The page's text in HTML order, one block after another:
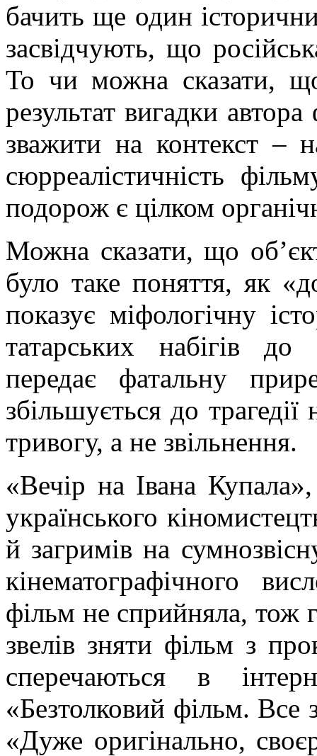
бачить ще один
засвідчують, що
То чи можна сказати,
результат вигадки
зважити на контекст –
сюрреалістичність
подорож є цілком
Можна сказати, що
було таке поняття, як
показує міфологічну
татарських набігів
передає фатальну
збільшується до
тривогу, а не звільнення.
«Вечір на Івана
українського
й загримів на
кінематографічного
фільм не сприйняла,
звелів зняти фільм з
сперечаються в
«Безтолковий фільм. Все
«Дуже оригінально,